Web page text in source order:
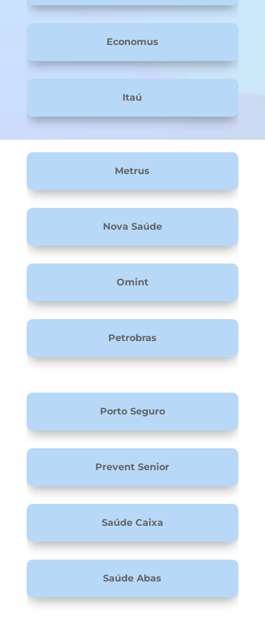
Economus
Itaú
Metrus
Nova Saúde
Omint
Petrobras
Porto Seguro
Prevent Senior
Saúde Caixa
Saúde Abas